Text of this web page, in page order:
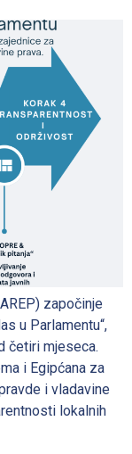
započinje
u Parlamentu“,
četiri mjeseca.
i Egipćana za
i vladavine
lokalnih